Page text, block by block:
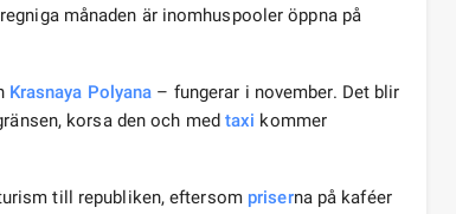
månaden är inomhuspooler öppna på
Krasnaya Polyana – fungerar i november. Det blir
korsa den och med taxi kommer
till republiken, eftersom priserna på kaféer